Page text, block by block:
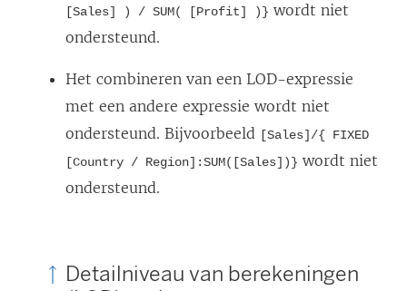
[Sales] ) / SUM( [Profit] )} wordt niet
ondersteund.
Het combineren van een LOD-expressie
met een andere expressie wordt niet
ondersteund. Bijvoorbeeld [Sales]/{ FIXED
[Country / Region]:SUM([Sales])} wordt niet
ondersteund.
Detailniveau van berekeningen